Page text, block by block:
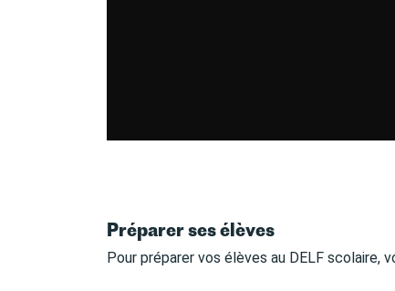
Préparer ses élèves
Pour préparer vos élèves au DELF scolaire,